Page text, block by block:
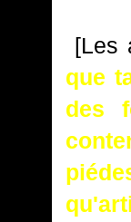
[Les
que
des